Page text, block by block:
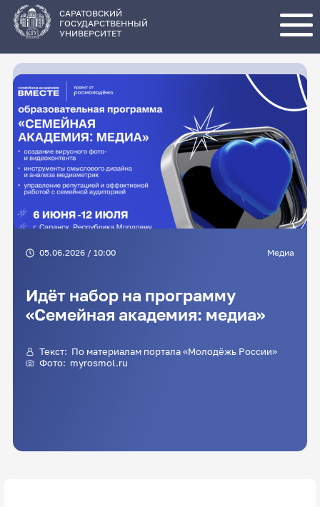
основному
содержанию
САРАТОВСКИЙ
ГОСУДАРСТВЕННЫЙ
УНИВЕРСИТЕТ
05.06.2026 / 10:00 Медиа
Идёт набор на программу
«Семейная академия: медиа»
Текст: По материалам портала «Молодёжь России»
Фото: myrosmol.ru